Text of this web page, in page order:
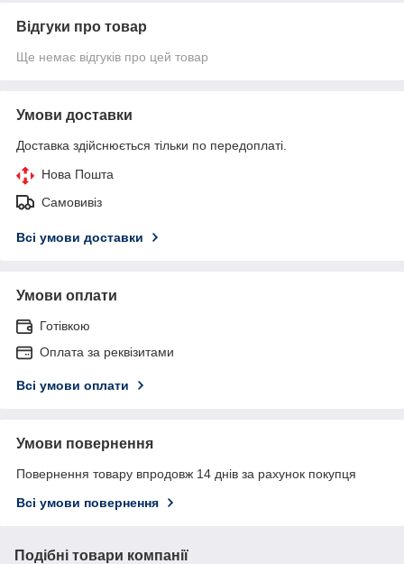
Відгуки про товар
Ще немає відгуків про цей товар
Умови доставки
Доставка здійснюється тільки по передоплаті.
Нова Пошта
Самовивіз
Всі умови доставки
Умови оплати
Готівкою
Оплата за реквізитами
Всі умови оплати
Умови повернення
Повернення товару впродовж 14 днів за рахунок покупця
Всі умови повернення
Подібні товари компанії